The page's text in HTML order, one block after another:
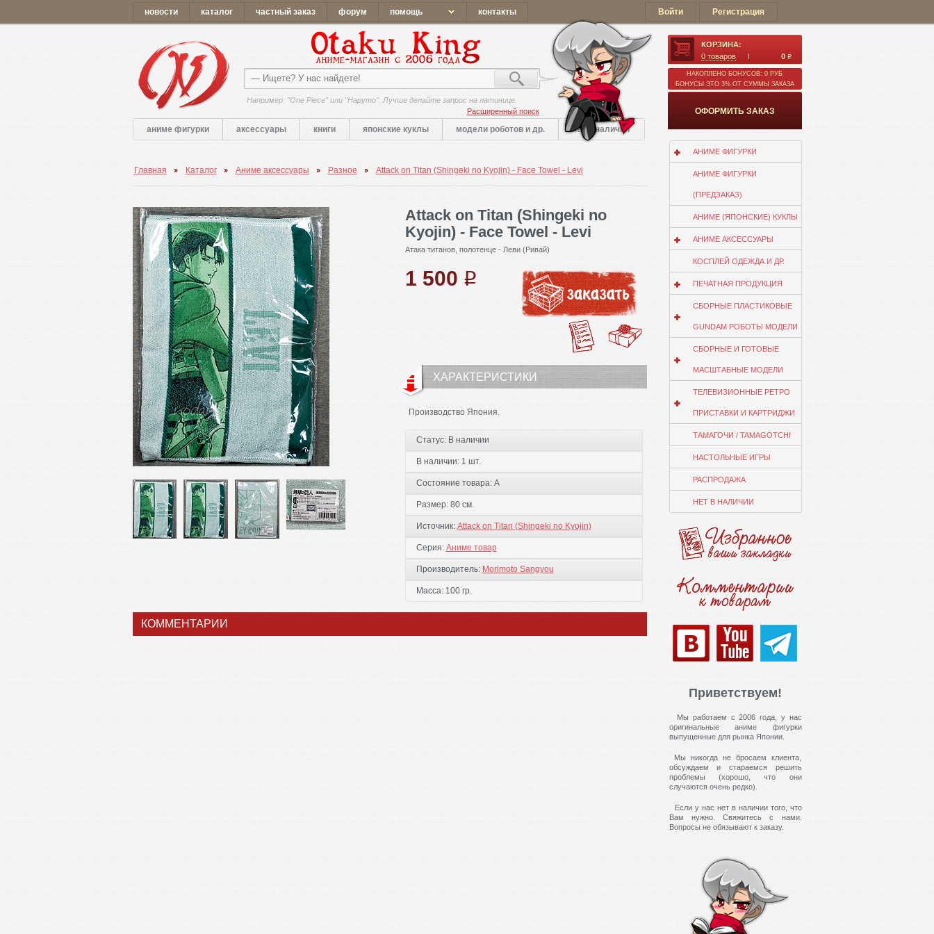
новости каталог частный заказ форум помощь контакты Войти Регистрация
Например: "One Piece" или "Наруто". Лучше делайте запрос на латинице.
Расширенный поиск
КОРЗИНА:
0товаров 0 q
НАКОПЛЕНО БОНУСОВ: 0 РУБ
БОНУСЫ ЭТО 3% ОТ СУММЫ ЗАКАЗА
ОФОРМИТЬ ЗАКАЗ
аниме фигурки
аксессуары книги японские куклы модели роботов и др. нет в наличии
Главная Каталог Аниме аксессуары Разное Attack on Titan (Shingeki no Kyojin) - Face Towel - Levi
Attack on Titan (Shingeki no
Kyojin) - Face Towel - Levi
Атака титанов, полотенце - Леви (Ривай)
1 500 q
ХАРАКТЕРИСТИКИ
Производство Япония.
Статус: В наличии
В наличии: 1 шт.
Состояние товара: А
Размер: 80 см.
Источник: Attack on Titan (Shingeki no Kyojin)
Серия: Аниме товар
Производитель: Morimoto Sangyou
Масса: 100 гр.
КОММЕНТАРИИ
АНИМЕ ФИГУРКИ
АНИМЕ ФИГУРКИ
(ПРЕДЗАКАЗ)
АНИМЕ (ЯПОНСКИЕ) КУКЛЫ
АНИМЕ АКСЕССУАРЫ
КОСПЛЕЙ ОДЕЖДА И ДР.
ПЕЧАТНАЯ ПРОДУКЦИЯ
СБОРНЫЕ ПЛАСТИКОВЫЕ
GUNDAM РОБОТЫ МОДЕЛИ
СБОРНЫЕ И ГОТОВЫЕ
МАСШТАБНЫЕ МОДЕЛИ
ТЕЛЕВИЗИОННЫЕ РЕТРО
ПРИСТАВКИ И КАРТРИДЖИ
ТАМАГОЧИ / TAMAGOTCHI
НАСТОЛЬНЫЕ ИГРЫ
РАСПРОДАЖА
НЕТ В НАЛИЧИИ
Приветствуем!
Мы работаем с 2006 года, у нас
оригинальные аниме фигурки
выпущенные для рынка Японии.
Мы никогда не бросаем клиента,
обсуждаем и стараемся решить
проблемы (хорошо, что они
случаются очень редко).
Если у нас нет в наличии того, что
Вам нужно. Свяжитесь с нами.
Вопросы не обязывают к заказу.